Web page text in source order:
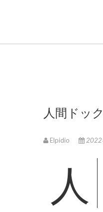
人間ドッ
Elpidio